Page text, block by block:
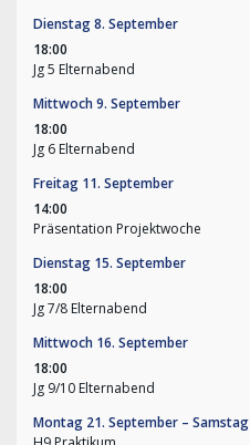
Dienstag8. September
18:00
Jg 5 Elternabend
Mittwoch9. September
18:00
Jg 6 Elternabend
Freitag 11. September
14:00
Präsentation Projektwoche
Dienstag 15. September
18:00
Jg 7/8 Elternabend
Mittwoch 16. September
18:00
Jg 9/10 Elternabend
Montag 21. September – Samstag